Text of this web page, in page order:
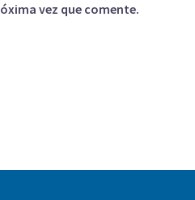
vez que comente.